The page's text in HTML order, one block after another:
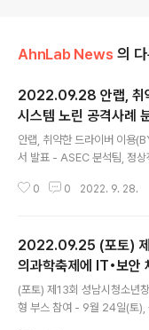
AhnLab News 의
2022.09.28 안랩, 취
시스템 노린 공격사례
안랩, 취약한 드라이버 이용
서 발표 - ASEC 분석팀, 정상
활용한 공격 사례 분석 - 공격
모니터링 시스템 무력화 시
드라이버를 실행(로드) 할 수
위해 백신 등 보안 솔루션 사
0 0 2022. 9. 28.
2022.09.25 (포토) 제
의과학축제에 IT•보안
(포토) 제13회 성남시청소년
형 부스 참여 - 9월 24일(토),